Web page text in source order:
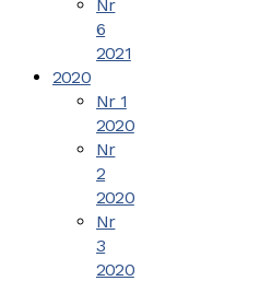
Nr
6
2021
2020
Nr 1
2020
Nr
2
2020
Nr
3
2020